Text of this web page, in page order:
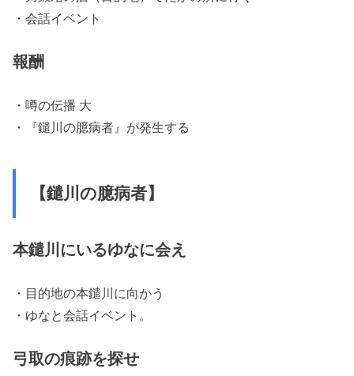
・会話イベント
報酬
・噂の伝播 大
・『鑓川の臆病者』が発生する
【鑓川の臆病者】
本鑓川にいるゆなに会え
・目的地の本鑓川に向かう
・ゆなと会話イベント。
弓取の痕跡を探せ